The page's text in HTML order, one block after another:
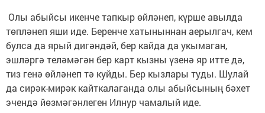
Олы абыйсы икенче тапкыр өйләнеп, күрше авылда
төпләнеп яши иде. Беренче хатыныннан аерылгач, кем
булса да ярый дигәндәй, бер кайда да укымаган,
эшләргә теләмәгән бер карт кызны үзенә яр итте дә,
тиз генә өйләнеп тә куйды. Бер кызлары туды. Шулай
да сирәк-мирәк кайткалаганда олы абыйсының бәхет
эчендә йөзмәгәнлеген Илнур чамалый иде.